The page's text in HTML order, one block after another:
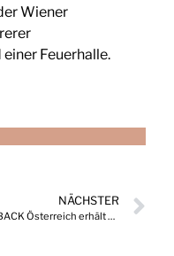
Wiener
Feuerhalle.
NÄCHSTER
PAYBACK Österreich erhält neue Marketingleitung